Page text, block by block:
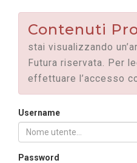
Contenuti
stai visualizzando
Futura riservata. Per
effettuare l’accesso
Username
Password